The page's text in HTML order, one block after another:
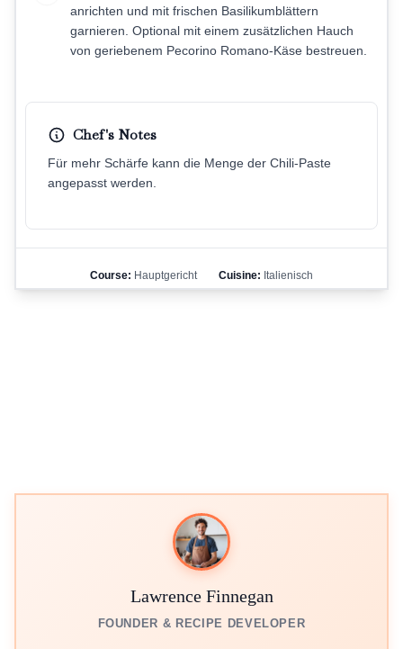
anrichten und mit frischen Basilikumblättern
garnieren. Optional mit einem zusätzlichen Hauch
von geriebenem Pecorino Romano-Käse bestreuen.
Chef's Notes
Für mehr Schärfe kann die Menge der Chili-Paste
angepasst werden.
Course: Hauptgericht Cuisine: Italienisch
Lawrence Finnegan
FOUNDER & RECIPE DEVELOPER